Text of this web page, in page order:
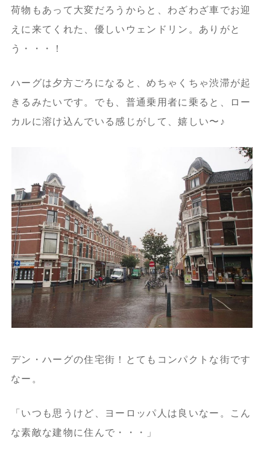
荷物もあって大変だろうからと、わざわざ車でお迎
えに来てくれた、優しいウェンドリン。ありがと
う・・・！
ハーグは夕方ごろになると、めちゃくちゃ渋滞が起
きるみたいです。でも、普通乗用者に乗ると、ロー
カルに溶け込んでいる感じがして、嬉しい〜♪
デン・ハーグの住宅街！とてもコンパクトな街です
なー。
「いつも思うけど、ヨーロッパ人は良いなー。こん
な素敵な建物に住んで・・・」